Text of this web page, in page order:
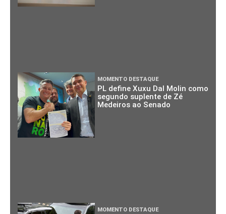
MOMENTO DESTAQUE
PL define Xuxu Dal Molin como
segundo suplente de Zé
Medeiros ao Senado
MOMENTO DESTAQUE